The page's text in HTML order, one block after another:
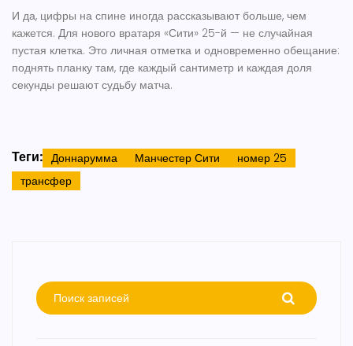
И да, цифры на спине иногда рассказывают больше, чем
кажется. Для нового вратаря «Сити» 25-й — не случайная
пустая клетка. Это личная отметка и одновременно обещание:
поднять планку там, где каждый сантиметр и каждая доля
секунды решают судьбу матча.
Теги: Доннарумма Манчестер Сити
номер 25
трансфер